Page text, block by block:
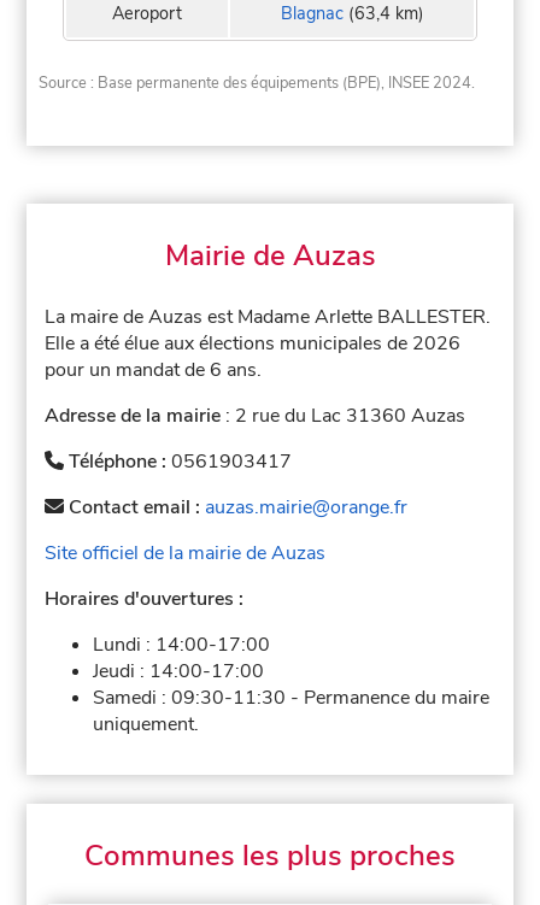
Aeroport Blagnac(63,4 km)
Source : Base permanente des équipements (BPE), INSEE 2024.
Mairie de Auzas
La maire de Auzas est Madame Arlette BALLESTER.
Elle a été élue aux élections municipales de 2026
pour un mandat de 6 ans.
Adresse de la mairie : 2 rue du Lac 31360 Auzas
Téléphone :0561903417
Contact email : auzas.mairie@orange.fr
Site officiel de la mairie de Auzas
Horaires d'ouvertures :
Lundi : 14:00-17:00
Jeudi : 14:00-17:00
Samedi :09:30-11:30 - Permanence du maire
uniquement.
Communes les plus proches